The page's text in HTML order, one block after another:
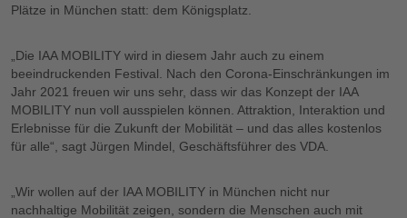
Plätze in München statt: dem Königsplatz.
„Die IAA MOBILITY wird in diesem Jahr auch zu einem
beeindruckenden Festival. Nach den Corona-Einschränkungen im
Jahr 2021 freuen wir uns sehr, dass wir das Konzept der IAA
MOBILITY nun voll ausspielen können. Attraktion, Interaktion und
Erlebnisse für die Zukunft der Mobilität – und das alles kostenlos
für alle“, sagt Jürgen Mindel, Geschäftsführer des VDA.
„Wir wollen auf der IAA MOBILITY in München nicht nur
nachhaltige Mobilität zeigen, sondern die Menschen auch mit